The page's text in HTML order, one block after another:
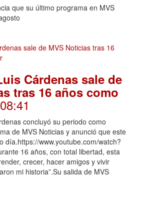
que su último programa en MVS
Cárdenas sale de
tras 16 años como
concluyó su periodo como
de MVS Noticias y anunció que este
día.https://www.youtube.com/watch?
16 años, con total libertad, esta
crecer, hacer amigos y vivir
mi historia”.Su salida de MVS